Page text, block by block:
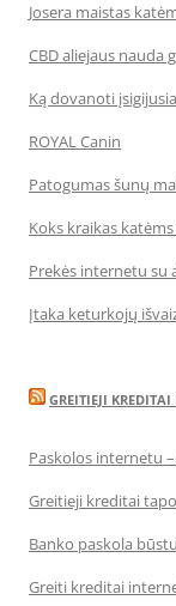
Josera maistas
CBD aliejaus nauda
Ką dovanoti
ROYAL Canin
Patogumas šunų
Koks kraikas
Prekės internetu su
Įtaka keturkojų
GREITIEJI
Paskolos internetu
Greitieji kreditai
Banko paskola
Greiti kreditai